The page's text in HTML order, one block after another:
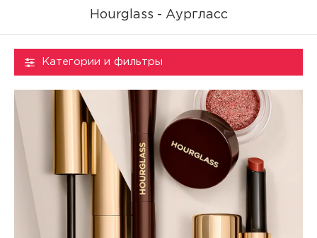
Hourglass - Аургласс
Категории и фильтры